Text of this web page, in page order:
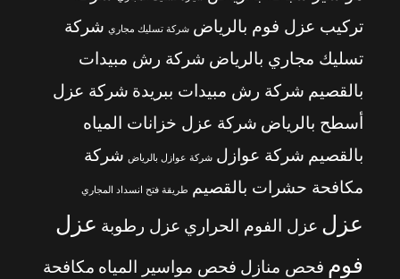
تركيب عزل فوم بالرياض شركة تسليك مجاري شركة
تسليك مجاري بالرياض شركة رش مبيدات
بالقصيم شركة رش مبيدات ببريدة شركة عزل
أسطح بالرياض شركة عزل خزانات المياه
بالقصيم شركة عوازل شركة عوازل بالرياض شركة
مكافحة حشرات بالقصيم
طريقة فتح انسداد المجاري
عزل عزل الفوم الحراري عزل رطوبة عزل
فوم فحص منازل فحص مواسير المياه مكافحة